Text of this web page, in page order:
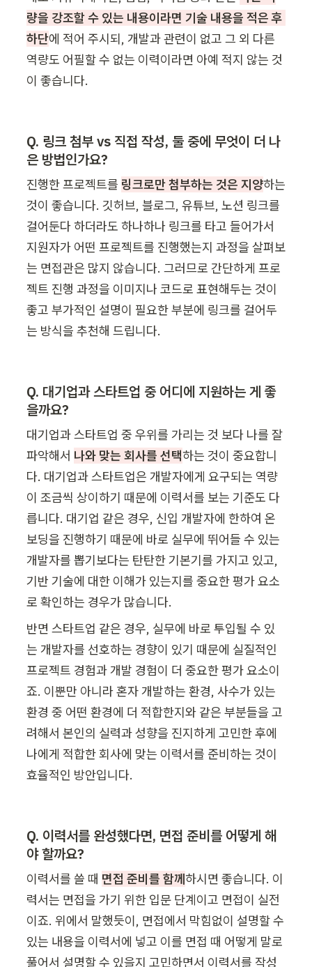
량을 강조할 수 있는 내용이라면 기술 내용을 적은 후
하단에 적어 주시되, 개발과 관련이 없고 그 외 다른
역량도 어필할 수 없는 이력이라면 아예 적지 않는 것
이 좋습니다.
Q. 링크 첨부 vs 직접 작성, 둘 중에 무엇이 더 나
은 방법인가요?
진행한 프로젝트를 링크로만 첨부하는 것은 지양하는
것이 좋습니다. 깃허브, 블로그, 유튜브, 노션 링크를
걸어둔다 하더라도 하나하나 링크를 타고 들어가서
지원자가 어떤 프로젝트를 진행했는지 과정을 살펴보
는 면접관은 많지 않습니다. 그러므로 간단하게 프로
젝트 진행 과정을 이미지나 코드로 표현해두는 것이
좋고 부가적인 설명이 필요한 부분에 링크를 걸어두
는 방식을 추천해 드립니다.
Q. 대기업과 스타트업 중 어디에 지원하는 게 좋
을까요?
대기업과 스타트업 중 우위를 가리는 것 보다 나를 잘
파악해서 나와 맞는 회사를 선택하는 것이 중요합니
다. 대기업과 스타트업은 개발자에게 요구되는 역량
이 조금씩 상이하기 때문에 이력서를 보는 기준도 다
릅니다. 대기업 같은 경우, 신입 개발자에 한하여 온
보딩을 진행하기 때문에 바로 실무에 뛰어들 수 있는
개발자를 뽑기보다는 탄탄한 기본기를 가지고 있고,
기반 기술에 대한 이해가 있는지를 중요한 평가 요소
로 확인하는 경우가 많습니다.
반면 스타트업 같은 경우, 실무에 바로 투입될 수 있
는 개발자를 선호하는 경향이 있기 때문에 실질적인
프로젝트 경험과 개발 경험이 더 중요한 평가 요소이
죠. 이뿐만 아니라 혼자 개발하는 환경, 사수가 있는
환경 중 어떤 환경에 더 적합한지와 같은 부분들을 고
려해서 본인의 실력과 성향을 진지하게 고민한 후에
나에게 적합한 회사에 맞는 이력서를 준비하는 것이
효율적인 방안입니다.
Q. 이력서를 완성했다면, 면접 준비를 어떻게 해
야 할까요?
이력서를 쓸 때 면접 준비를 함께하시면 좋습니다. 이
력서는 면접을 가기 위한 입문 단계이고 면접이 실전
이죠. 위에서 말했듯이, 면접에서 막힘없이 설명할 수
있는 내용을 이력서에 넣고 이를 면접 때 어떻게 말로
풀어서 설명할 수 있을지 고민하면서 이력서를 작성